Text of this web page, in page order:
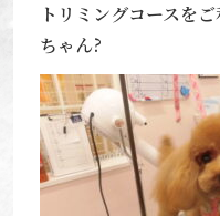
トリミングコースを
ちゃん?